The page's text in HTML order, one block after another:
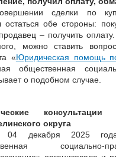
сделки по
остаться обе стороны:
– получить
можно ставить
«Юридическая помощь
общественная
о подобном случае.
округа
04 декабря 2025
социально-